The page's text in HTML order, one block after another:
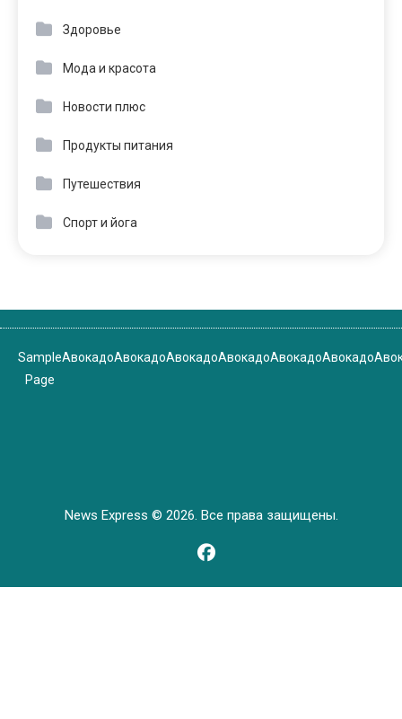
Здоровье
Мода и красота
Новости плюс
Продукты питания
Путешествия
Спорт и йога
Sample
Page
АвокадоАвокадоАвокадоАвокадоАвокадоАвокадо
News Express © 2026. Все права защищены.